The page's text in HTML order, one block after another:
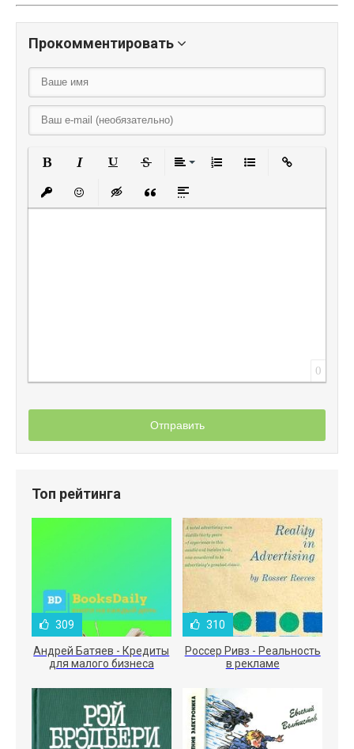
Прокомментировать
Вставить защищенную ссылку
Вставить смайлик
Вставка скрытого текста
Вставка цитаты
Вставка спойлера
0
Отправить
Топ рейтинга
309
Андрей Батяев - Кредиты
для малого бизнеса
310
Россер Ривз - Реальность
в рекламе